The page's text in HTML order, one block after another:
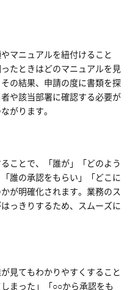
マニュアルを紐付けること
たときはどのマニュアルを見
の結果、申請の度に書類を探
や該当部署に確認する必要が
がります。
ことで、「誰が」「どのよう
誰の承認をもらい」「どこに
が明確化されます。業務のス
っきりするため、スムーズに
見てもわかりやすくすること
まった」「○○から承認をも